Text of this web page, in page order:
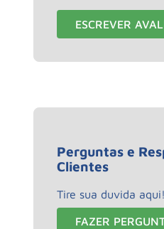
ESCREVER
Perguntas e
Clientes
Tire sua duvida aqui!
FAZER